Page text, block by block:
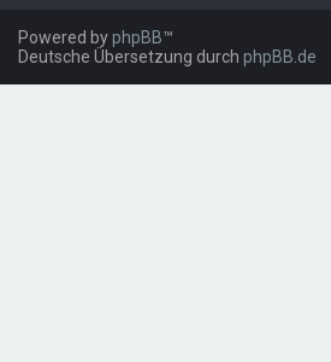
Powered byphpBB™
Deutsche Übersetzung durch phpBB.de